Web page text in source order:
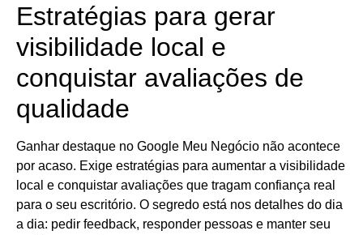
Estratégias para gerar
visibilidade local e
conquistar avaliações de
qualidade
Ganhar destaque no Google Meu Negócio não acontece
por acaso. Exige estratégias para aumentar a visibilidade
local e conquistar avaliações que tragam confiança real
para o seu escritório. O segredo está nos detalhes do dia
a dia: pedir feedback, responder pessoas e manter seu